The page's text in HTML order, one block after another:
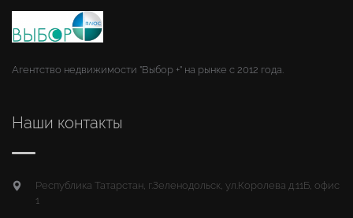
Агентство недвижимости "Выбор +" на рынке с 2012 года.
Наши контакты
Республика Татарстан, г.Зеленодольск, ул.Королева д.11Б, офис
1